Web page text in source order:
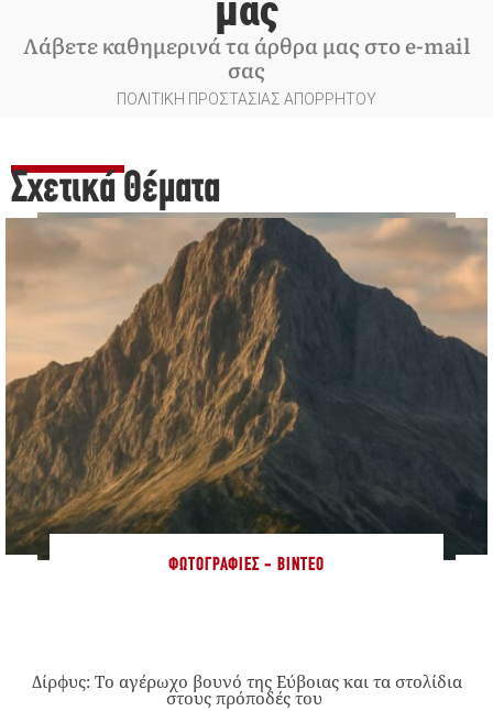
μας
Λάβετε καθημερινά τα άρθρα μας στο e-mail
σας
ΠΟΛΙΤΙΚΗ ΠΡΟΣΤΑΣΙΑΣ ΑΠΟΡΡΗΤΟΥ
Σχετικά Θέματα
ΦΩΤΟΓΡΑΦΊΕΣ - ΒΊΝΤΕΟ
Δίρφυς: Το αγέρωχο βουνό της Εύβοιας και τα στολίδια
στους πρόποδές του